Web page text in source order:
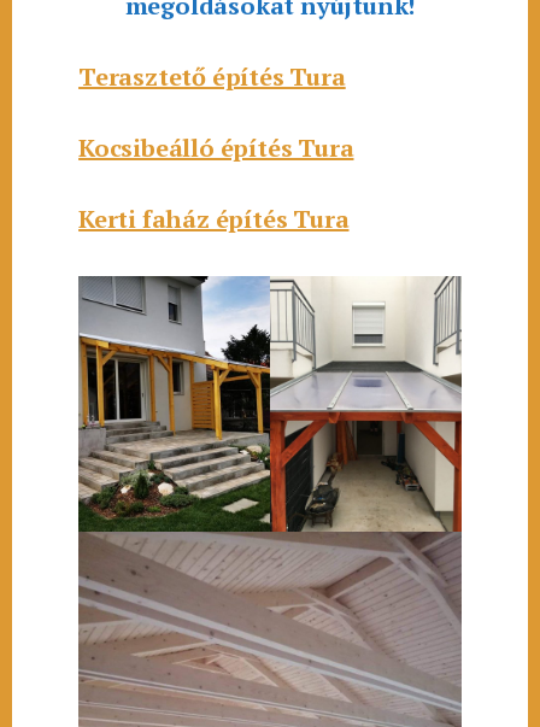
Terasztető építés Tura
Kocsibeálló építés Tura
Kerti faház építés Tura